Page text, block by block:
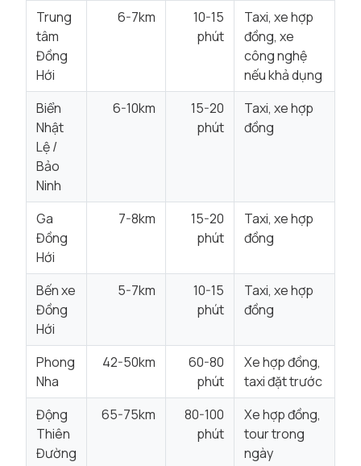
Trung
tâm
Đồng
Hới
6-7km
10-15
phút
Taxi, xe hợp
đồng, xe
công nghệ
nếu khả dụng
Biển
Nhật
Lệ /
Bảo
Ninh
6-10km
15-20
phút
Taxi, xe hợp
đồng
Ga
Đồng
Hới
7-8km
15-20
phút
Taxi, xe hợp
đồng
Bến xe
Đồng
Hới
5-7km
10-15
phút
Taxi, xe hợp
đồng
Phong
Nha
42-50km
60-80
phút
Xe hợp đồng,
taxi đặt trước
Động
Thiên
Đường
65-75km
80-100
phút
Xe hợp đồng,
tour trong
ngày